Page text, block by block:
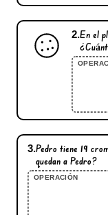
2.En el
3.Pedro tiene 19
quedan a Pedro?
OPERACIÓN